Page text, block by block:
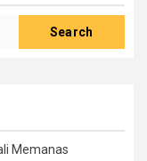
Search
Memanas